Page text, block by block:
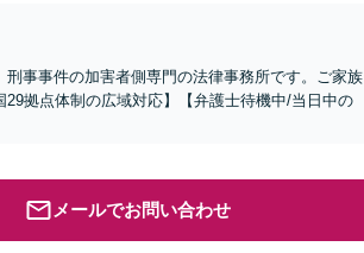
事事件の加害者側専門の法律事務所です。ご家族
拠点体制の広域対応】【弁護士待機中/当日中の
メールでお問い合わせ